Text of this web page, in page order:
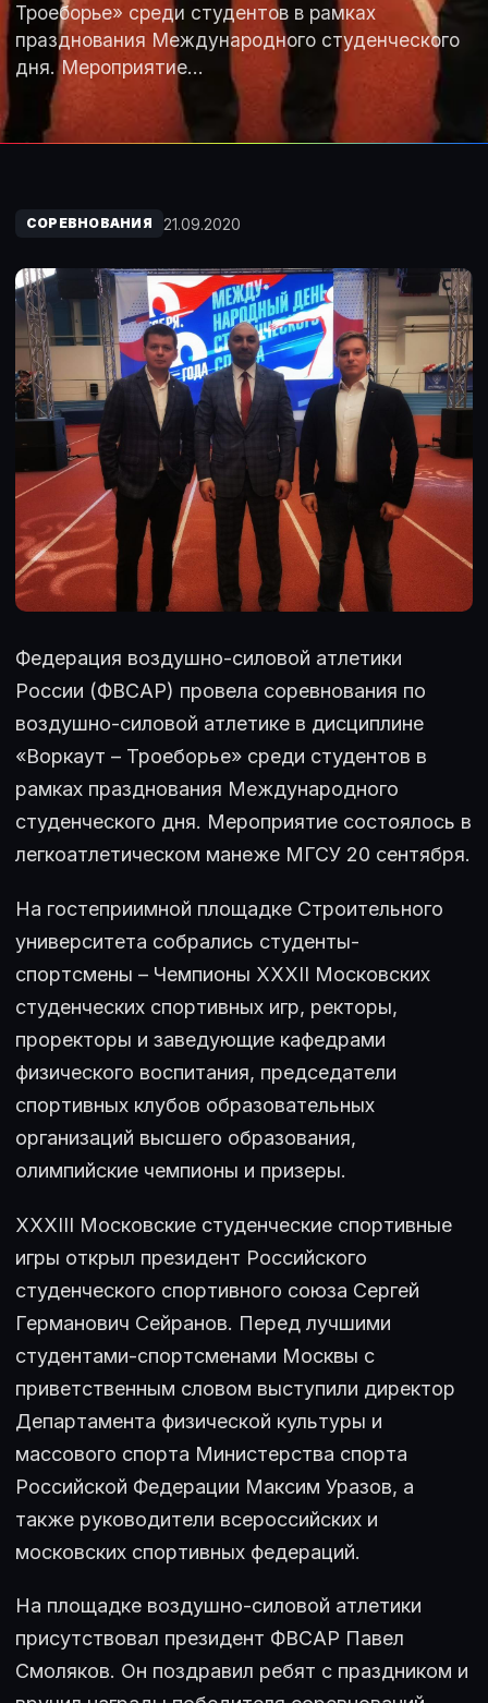
Троеборье» среди студентов в рамках
празднования Международного студенческого
дня. Мероприятие…
СОРЕВНОВАНИЯ 21.09.2020
Федерация воздушно-силовой атлетики
России (ФВСАР) провела соревнования по
воздушно-силовой атлетике в дисциплине
«Воркаут – Троеборье» среди студентов в
рамках празднования Международного
студенческого дня. Мероприятие состоялось в
легкоатлетическом манеже МГСУ 20 сентября.
На гостеприимной площадке Строительного
университета собрались студенты-
спортсмены – Чемпионы XXXII Московских
студенческих спортивных игр, ректоры,
проректоры и заведующие кафедрами
физического воспитания, председатели
спортивных клубов образовательных
организаций высшего образования,
олимпийские чемпионы и призеры.
XXXIII Московские студенческие спортивные
игры открыл президент Российского
студенческого спортивного союза Сергей
Германович Сейранов. Перед лучшими
студентами-спортсменами Москвы с
приветственным словом выступили директор
Департамента физической культуры и
массового спорта Министерства спорта
Российской Федерации Максим Уразов, а
также руководители всероссийских и
московских спортивных федераций.
На площадке воздушно-силовой атлетики
присутствовал президент ФВСАР Павел
Смоляков. Он поздравил ребят с праздником и